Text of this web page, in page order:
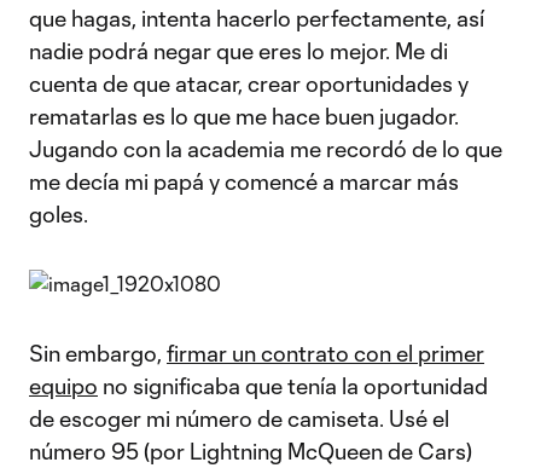
que hagas, intenta hacerlo perfectamente, así
nadie podrá negar que eres lo mejor. Me di
cuenta de que atacar, crear oportunidades y
rematarlas es lo que me hace buen jugador.
Jugando con la academia me recordó de lo que
me decía mi papá y comencé a marcar más
goles.
Sin embargo, firmar un contrato con el primer
equipo no significaba que tenía la oportunidad
de escoger mi número de camiseta. Usé el
número 95 (por Lightning McQueen de Cars)